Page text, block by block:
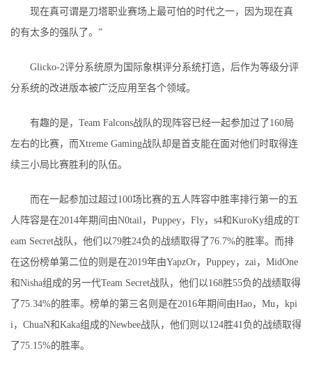
现在真可谓是刀塔职业赛场上最可怕的时代之一，因为现在真
的有太多的强队了。”
Glicko-2评分系统原为国际象棋评分系统打造，后作为等级分评
分系统的改进版本被广泛应用至各个领域。
有趣的是，Team Falcons战队的现阵容已经一起参加过了160局
左右的比赛，而Xtreme Gaming战队却是首支能在面对他们时取得连
续三小局比赛胜利的队伍。
而在一起参加过超过100场比赛的五人阵容中胜率排行第一的五
人阵容是在2014年期间由N0tail，Puppey，Fly，s4和KuroKy组成的T
eam Secret战队，他们以79胜24负的战绩取得了76.7%的胜率。而排
在这份榜单第二位的则是在2019年由YapzOr，Puppey，zai，MidOne
和Nisha组成的另一代Team Secret战队，他们以168胜55负的战绩取得
了75.34%的胜率。榜单的第三名则是在2016年期间由Hao，Mu，kpi
i，ChuaN和Kaka组成的Newbee战队，他们则以124胜41负的战绩取得
了75.15%的胜率。